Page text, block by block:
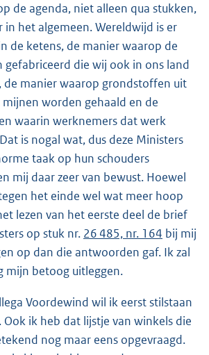
de agenda, niet alleen qua stukken,
in het algemeen. Wereldwijd is er
de ketens, de manier waarop de
gefabriceerd die wij ook in ons land
de manier waarop grondstoffen uit
worden gehaald en de
waarin werknemers dat werk
is nogal wat, dus deze Ministers
taak op hun schouders
mij daar zeer van bewust. Hoewel
het einde wel wat meer hoop
lezen van het eerste deel de brief
op stuk nr. 26 485, nr. 164 bij mij
op dan die antwoorden gaf. Ik zal
mijn betoog uitleggen.
Voordewind wil ik eerst stilstaan
Ook ik heb dat lijstje van winkels die
nog maar eens opgevraagd.